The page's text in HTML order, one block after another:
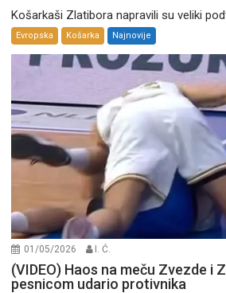
Košarkaši Zlatibora napravili su veliki
Evropska Košarka Najnovije
01/05/2026 I. Ć.
(VIDEO) Haos na meču Zvezde i
pesnicom udario protivnika